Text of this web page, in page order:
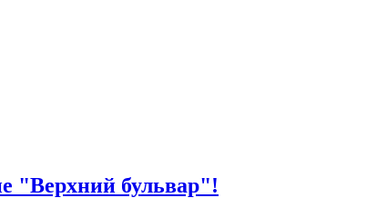
"Верхний бульвар"!